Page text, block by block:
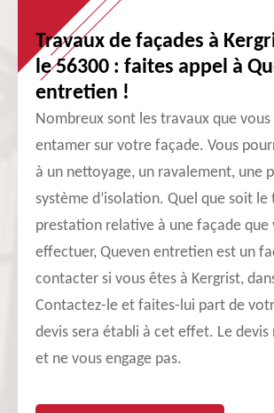
Travaux de façades à
le 56300 : faites appel à
entretien !
Nombreux sont les travaux que vous
entamer sur votre façade. Vous
à un nettoyage, un ravalement, une
système d’isolation. Quel que soit le
prestation relative à une façade que
effectuer, Queven entretien est un
contacter si vous êtes à Kergrist,
Contactez-le et faites-lui part de
devis sera établi à cet effet. Le
et ne vous engage pas.